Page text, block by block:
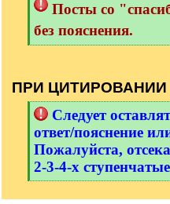
Посты со
без пояснения.
[
]
ПРИ ЦИТИРОВАНИИ
[
]
Следует
ответ/пояснение
Пожалуйста,
2-3-4-х
[
/